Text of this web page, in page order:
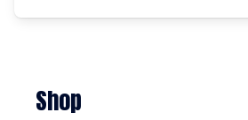
왔다. 그러나 최근에는 센서·카메라·
Shop